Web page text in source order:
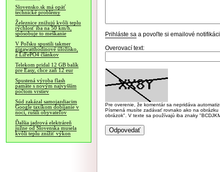
Slovensko.sk má opäť
technické problémy
Železnice znižujú kvôli teplu
rýchlosť iba na 50 km/h,
spôsobuje to meškanie
V Poľsku spustili takmer
gigawatthodinové úložisko,
z LiFePO4 článkov
Telekom pridal 12 GB balík
pre Easy, chce zaň 12 eur
Spustená výroba flash
pamäte s novým najvyšším
počtom vrstiev
Súd zakázal samojazdiacim
Google taxíkom dobíjanie v
noci, rušili obyvateľov
Ďalšia jadrová elektráreň
južne od Slovenska musela
kvôli teplu znížiť výkon
Prihláste sa a povoľte si emailové
Overovací text:
Pre overenie, že komentár sa nepridáva
Písmená musíte zadávať rovnako ako na
obrázok". V texte sa používajú iba znaky